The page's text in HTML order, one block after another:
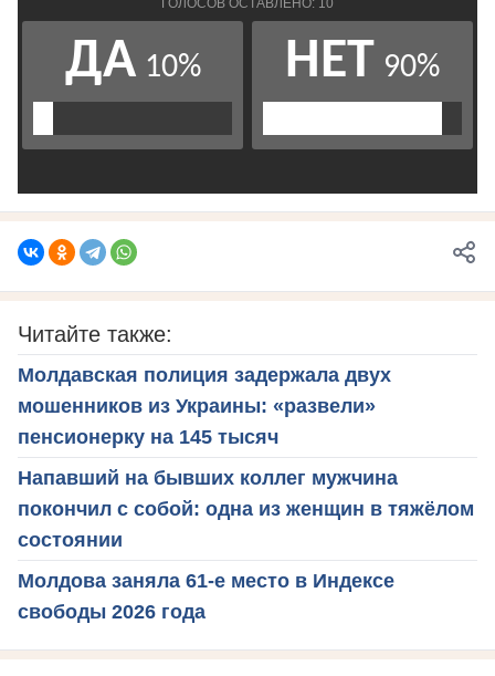
Читайте также:
Молдавская полиция задержала двух
мошенников из Украины: «развели»
пенсионерку на 145 тысяч
Напавший на бывших коллег мужчина
покончил с собой: одна из женщин в тяжёлом
состоянии
Молдова заняла 61-е место в Индексе
свободы 2026 года